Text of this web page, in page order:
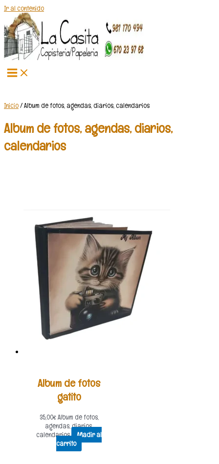
Ir al contenido
Inicio/ Album de fotos, agendas, diarios, calendarios
Album de fotos, agendas, diarios,
calendarios
Album de fotos
gatito
35,00€Album de fotos,
agendas, diarios,
calendarios
Añadir al
carrito